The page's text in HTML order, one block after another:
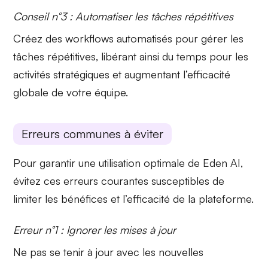
Conseil n°3 : Automatiser les tâches répétitives
Créez desworkflows automatisés pour gérer les
tâches répétitives, libérant ainsi du temps pour les
activités stratégiques et augmentant l’efficacité
globale de votre équipe.
Erreurs communes à éviter
Pour garantir une utilisation optimale de Eden AI,
évitez ces erreurs courantes susceptibles de
limiter les bénéfices et l’efficacité de la plateforme.
Erreur n°1 : Ignorer les mises à jour
Ne pas se tenir à jour avec les nouvelles